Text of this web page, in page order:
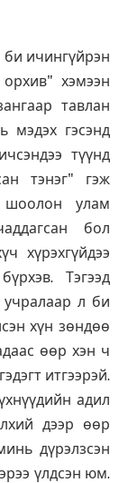
ичингүйрэн
хэмээн
тавлан
мэдэх гэсэнд
түүнд
тэнэг" гэж
улам
бол
хүрэхгүйдээ
Тэгээд
учралаар л би
хүн зөндөө
өөр хэн ч
итгээрэй.
адил
дээр өөр
дүрэлзсэн
үлдсэн юм.